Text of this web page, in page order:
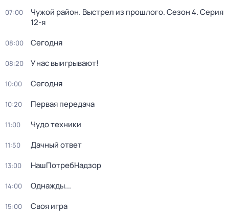
07:00 Чужой район. Выстрел из прошлого. Сезон 4. Серия
12-я
08:00 Сегодня
08:20 У нас выигрывают!
10:00 Сегодня
10:20 Первая передача
11:00 Чудо техники
11:50 Дачный ответ
13:00 НашПотребНадзор
14:00 Однажды...
15:00 Своя игра